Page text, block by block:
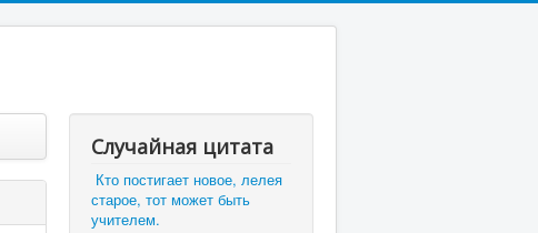
Случайная цитата
Кто постигает новое, лелея
старое, тот может быть
учителем.